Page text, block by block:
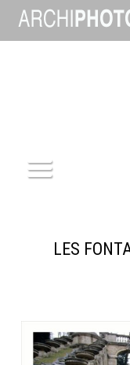
ARCHITECTURE
INFOS
LES